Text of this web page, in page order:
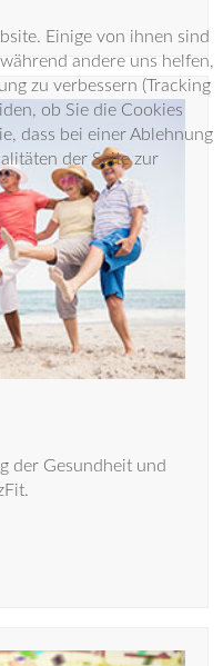
der Gesundheit und
Einige von ihnen sind
andere uns helfen,
zu verbessern (Tracking
ob Sie die Cookies
dass bei einer Ablehnung
der Seite zur